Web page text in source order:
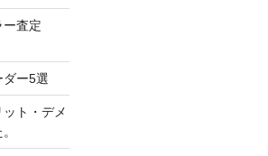
ー査定
ダー5選
ト・デメ